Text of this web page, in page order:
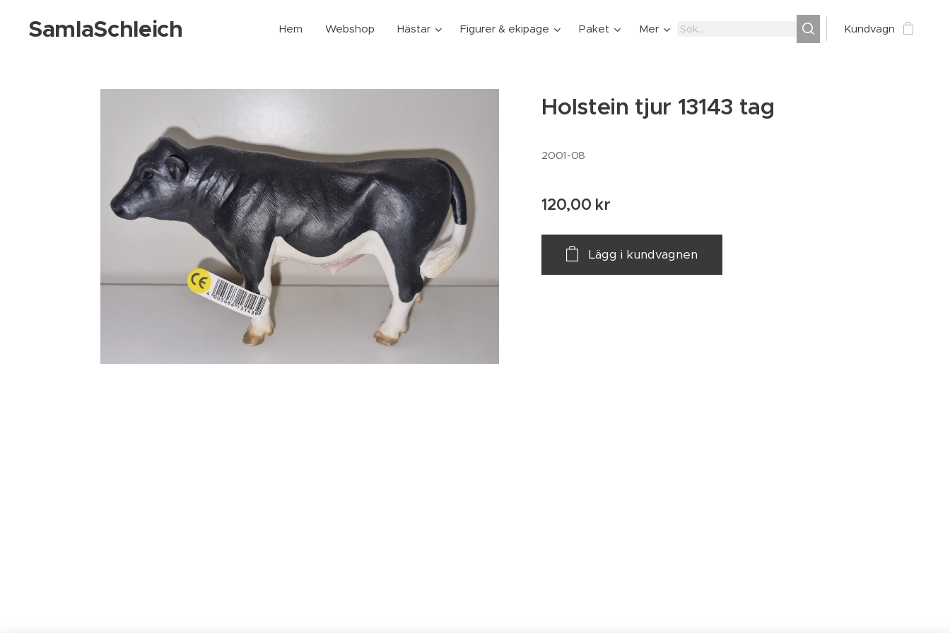
SamlaSchleich Hem Webshop Hästar Figurer & ekipage Paket Mer Kundvagn
Holstein tjur 13143 tag
2001-08
120,00 kr
Lägg i kundvagnen